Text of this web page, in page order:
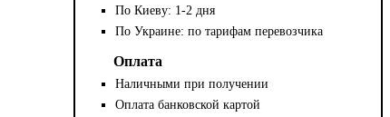
По Киеву: 1-2 дня
По Украине: по тарифам перевозчика
Оплата
Наличными при получении
Оплата банковской картой